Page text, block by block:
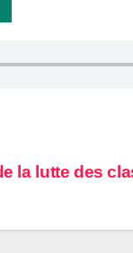
la lutte des